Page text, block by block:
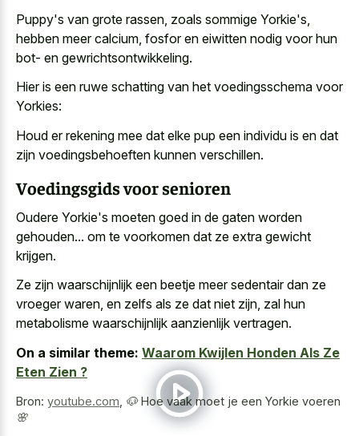
Puppy's van grote rassen, zoals sommige Yorkie's,
hebben meer calcium, fosfor en eiwitten nodig voor hun
bot- en gewrichtsontwikkeling.
Hier is een ruwe schatting van het voedingsschema voor
Yorkies:
Houd er rekening mee dat elke pup een individu is en dat
zijn voedingsbehoeften kunnen verschillen.
Voedingsgids voor senioren
Oudere Yorkie's moeten goed in de gaten worden
gehouden... om te voorkomen dat ze extra gewicht
krijgen.
Ze zijn waarschijnlijk een beetje meer sedentair dan ze
vroeger waren, en zelfs als ze dat niet zijn, zal hun
metabolisme waarschijnlijk aanzienlijk vertragen.
On a similar theme: Waarom Kwijlen Honden Als Ze
Eten Zien ?
Bron: youtube.com 🐶 Hoe vaak moet je een Yorkie voeren
🌸